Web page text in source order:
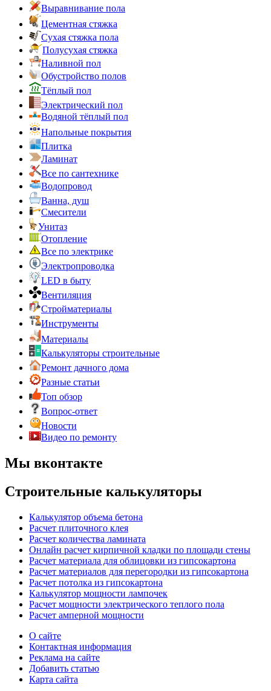
Выравнивание пола
Цементная стяжка
Сухая стяжка пола
Полусухая стяжка
Наливной пол
Обустройство полов
Тёплый пол
Электрический пол
Водяной тёплый пол
Напольные покрытия
Плитка
Ламинат
Все по сантехнике
Водопровод
Ванна, душ
Смесители
Унитаз
Отопление
Все по электрике
Электропроводка
LED в быту
Вентиляция
Стройматериалы
Инструменты
Материалы
Калькуляторы строительные
Ремонт дачного дома
Разные статьи
Топ обзор
Вопрос-ответ
Новости
Видео по ремонту
Мы вконтакте
Строительные калькуляторы
Калькулятор объема бетона
Расчет плиточного клея
Расчет количества ламината
Онлайн расчет кирпичной кладки по площади стены
Расчет материала для облицовки из гипсокартона
Расчет материалов для перегородки из гипсокартона
Расчет потолка из гипсокартона
Калькулятор мощности лампочек
Расчет мощности электрического теплого пола
Расчет амперной мощности
О сайте
Контактная информация
Реклама на сайте
Добавить статью
Карта сайта